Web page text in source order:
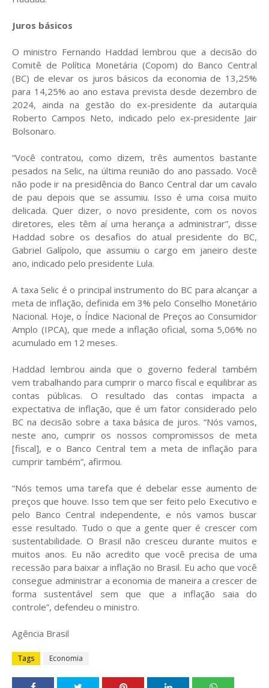
Juros básicos
O ministro Fernando Haddad lembrou que a decisão do
Comitê de Política Monetária (Copom) do Banco Central
(BC) de elevar os juros básicos da economia de 13,25%
para 14,25% ao ano estava prevista desde dezembro de
2024, ainda na gestão do ex-presidente da autarquia
Roberto Campos Neto, indicado pelo ex-presidente Jair
Bolsonaro.
“Você contratou, como dizem, três aumentos bastante
pesados na Selic, na última reunião do ano passado. Você
não pode ir na presidência do Banco Central dar um cavalo
de pau depois que se assumiu. Isso é uma coisa muito
delicada. Quer dizer, o novo presidente, com os novos
diretores, eles têm aí uma herança a administrar”, disse
Haddad sobre os desafios do atual presidente do BC,
Gabriel Galípolo, que assumiu o cargo em janeiro deste
ano, indicado pelo presidente Lula.
A taxa Selic é o principal instrumento do BC para alcançar a
meta de inflação, definida em 3% pelo Conselho Monetário
Nacional. Hoje, o Índice Nacional de Preços ao Consumidor
Amplo (IPCA), que mede a inflação oficial, soma 5,06% no
acumulado em 12 meses.
Haddad lembrou ainda que o governo federal também
vem trabalhando para cumprir o marco fiscal e equilibrar as
contas públicas. O resultado das contas impacta a
expectativa de inflação, que é um fator considerado pelo
BC na decisão sobre a taxa básica de juros. “Nós vamos,
neste ano, cumprir os nossos compromissos de meta
[fiscal], e o Banco Central tem a meta de inflação para
cumprir também”, afirmou.
“Nós temos uma tarefa que é debelar esse aumento de
preços que houve. Isso tem que ser feito pelo Executivo e
pelo Banco Central independente, e nós vamos buscar
esse resultado. Tudo o que a gente quer é crescer com
sustentabilidade. O Brasil não cresceu durante muitos e
muitos anos. Eu não acredito que você precisa de uma
recessão para baixar a inflação no Brasil. Eu acho que você
consegue administrar a economia de maneira a crescer de
forma sustentável sem que que a inflação saia do
controle”, defendeu o ministro.
Agência Brasil
Tags Economia